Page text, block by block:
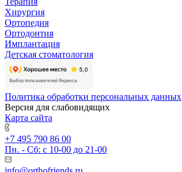
Хирургия
Ортопедия
Ортодонтия
Имплантация
Детская стоматология
Политика обработки персональных данных
Версия для слабовидящих
Карта сайта
+7 495 790 86 00
Пн. - Сб: с 10-00 до 21-00